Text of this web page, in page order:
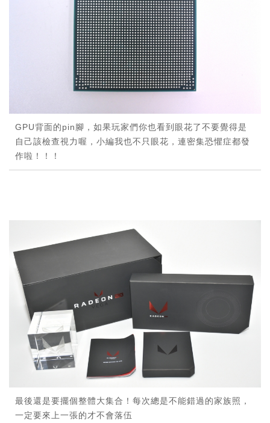
GPU背面的pin腳，如果玩家們你也看到眼花了不要覺得是
自己該檢查視力喔，小編我也不只眼花，連密集恐懼症都發
作啦！！！
最後還是要擺個整體大集合！每次總是不能錯過的家族照，
一定要來上一張的才不會落伍